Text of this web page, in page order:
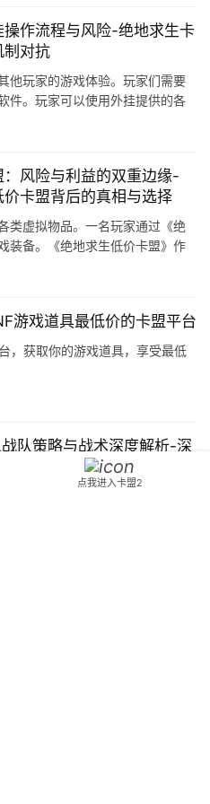
作流程与风险-绝地求生卡
制对抗
他玩家的游戏体验。玩家们需要
件。玩家可以使用外挂提供的各
风险与利益的双重边缘-
价卡盟背后的真相与选择
类虚拟物品。一名玩家通过《绝
装备。《绝地求生低价卡盟》作
游戏道具最低价的卡盟平台
，获取你的游戏道具，享受最低
队策略与战术深度解析-深
LPL战队的影响与价值
点我进入卡盟2